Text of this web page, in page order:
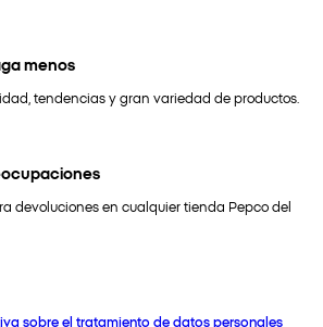
menos
tendencias y gran variedad de productos.
devoluciones en cualquier tienda Pepco del
sobre el tratamiento de datos personales